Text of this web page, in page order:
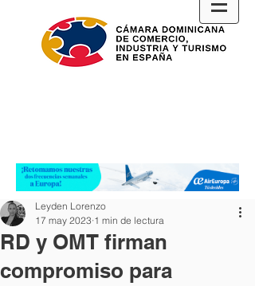
RD y OMT firman
compromiso para
Leyden Lorenzo
17 may 2023 1 min de lectura